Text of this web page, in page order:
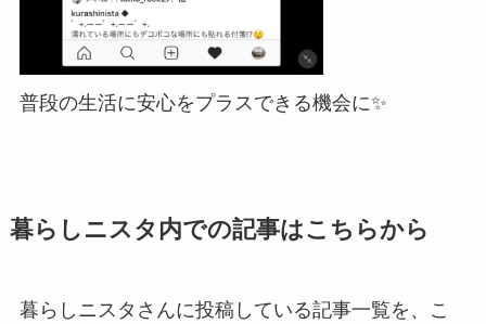
普段の生活に安心をプラスできる機会に✨
暮らしニスタ内での記事はこちらから
暮らしニスタさんに投稿している記事一覧を、こ